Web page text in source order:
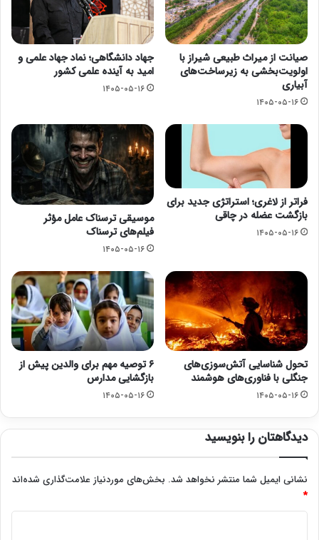
صیانت از میراث طبیعی شیراز با
اولویت‌بخشی به زیرساخت‌های
آبیاری
۱۴۰۵-۰۵-۱۶
جهاد دانشگاهی؛ نماد جهاد علمی و
امید به آینده علمی کشور
۱۴۰۵-۰۵-۱۶
فراتر از لاغری؛ استراتژی جدید برای
بازگشت عضله در چاقی
۱۴۰۵-۰۵-۱۶
موسیقی ترسناک عامل مؤثر
فیلم‌های ترسناک
۱۴۰۵-۰۵-۱۶
تحول شناسایی آتش‌سوزی‌های
جنگلی با فناوری‌های هوشمند
۱۴۰۵-۰۵-۱۶
۶ توصیه مهم برای والدین پیش از
بازگشایی مدارس
۱۴۰۵-۰۵-۱۶
دیدگاهتان را بنویسید
نشانی ایمیل شما منتشر نخواهد شد. بخش‌های موردنیاز علامت‌گذاری شده‌اند
*